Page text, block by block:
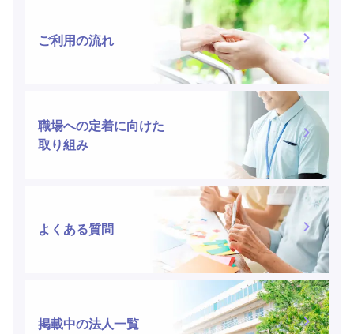
ご利用の流れ
職場への定着に向けた
取り組み
よくある質問
掲載中の法人一覧